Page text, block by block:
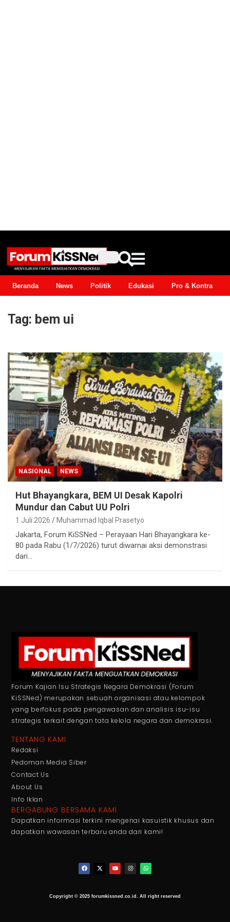
Beranda News Politik Edukasi Pro & Kontra
Tag: bem ui
NASIONAL NEWS
Hut Bhayangkara, BEM UI Desak Kapolri
Mundur dan Cabut UU Polri
1 Juli 2026 Muhammad Iqbal Prasetyo
Jakarta, Forum KiSSNed – Perayaan Hari Bhayangkara ke-
80 pada Rabu (1/7/2026) turut diwarnai aksi demonstrasi
dari…
Forum Kajian Isu Strategis Negara Demokrasi (Forum
KiSSNed) merupakan sebuah organisasi atau kelompok
yang berfokus pada pengawasan dan analisis isu-isu
strategis terkait dengan tata kelola negara dan demokrasi.
TENTANG KAMI
Redaksi
Pedoman Media Siber
Contact Us
About Us
Info Iklan
BERGABUNG BERSAMA KAMI
Dapatkan informasi terkini mengenai kasuistik khusus dan
dapatkan wawasan terbaru anda dari kami!
Copyright © 2025 forumkissned.co.id. All right reserved